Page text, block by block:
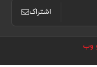
اشتراک
وب